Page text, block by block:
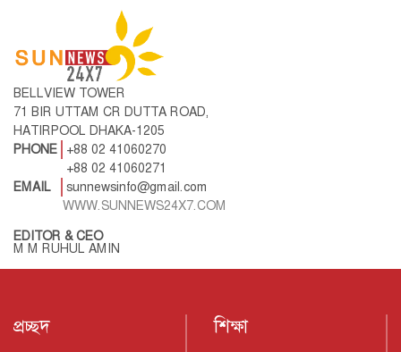
BELLVIEW TOWER
71 BIR UTTAM CR DUTTA ROAD,
HATIRPOOL DHAKA-1205
PHONE
+88 02 41060270
+88 02 41060271
EMAIL
sunnewsinfo@gmail.com
WWW.SUNNEWS24X7.COM
EDITOR & CEO
M M RUHUL AMIN
প্রচ্ছদ শিক্ষা